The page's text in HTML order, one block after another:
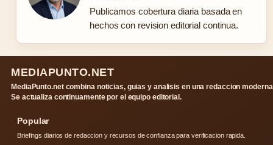
Publicamos cobertura diaria basada en
hechos con revision editorial continua.
MEDIAPUNTO.NET
MediaPunto.net combina noticias, guias y analisis en una redaccion
Se actualiza continuamente por el equipo editorial.
Popular
Briefings diarios de redaccion y recursos de confianza para verificacion rapida.